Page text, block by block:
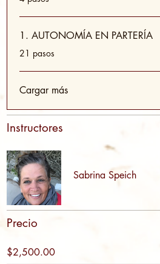
1. AUTONOMÍA EN PARTERÍA
.
21 pasos
Cargar más
Instructores
Sabrina Speich
Precio
$2,500.00